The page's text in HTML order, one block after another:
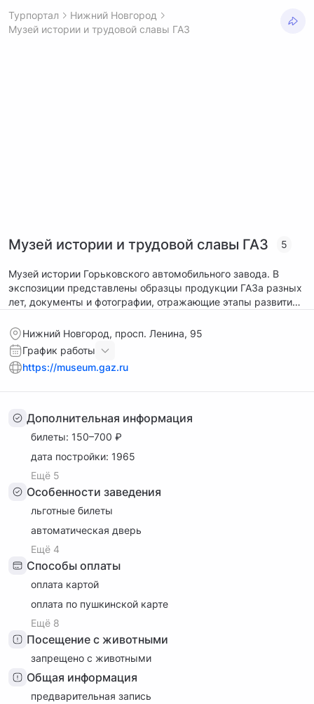
Турпортал
Нижний Новгород
Музей истории и трудовой славы ГАЗ
Музей истории и трудовой славы ГАЗ 5
Музей истории Горьковского автомобильного завода. В
экспозиции представлены образцы продукции ГАЗа разных
лет, документы и фотографии, отражающие этапы развития
работы: понедельник–пятница и воскресенье 09:00–19:00,
суббота 09:00–17:00.
Нижний Новгород, просп. Ленина, 95
График работы
https://museum.gaz.ru
Дополнительная информация
билеты: 150–700 ₽
дата постройки: 1965
Ещё 5
Особенности заведения
льготные билеты
автоматическая дверь
Ещё 4
Способы оплаты
оплата картой
оплата по пушкинской карте
Ещё 8
Посещение с животными
запрещено с животными
Общая информация
предварительная запись